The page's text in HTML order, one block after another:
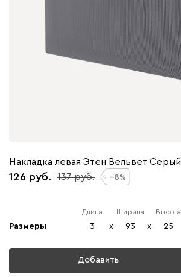
Накладка левая Этен Вельвет Серый
126 137 8
Размеры
Длина
3 x
Ширина
93 x
Высота
25
Добавить